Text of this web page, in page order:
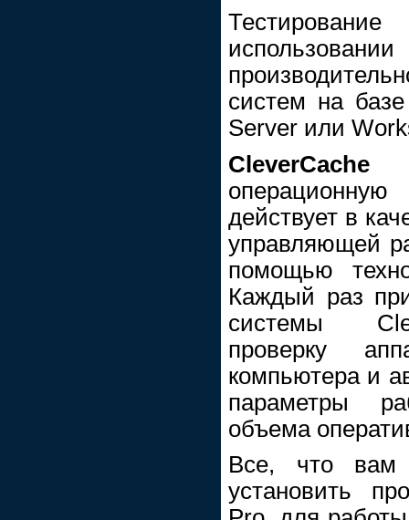
систем на
Server или
CleverCache
действует в
управляющей
помощью
Каждый раз
системы
проверку
компьютера и
параметры
объема
Все, что вам
установить